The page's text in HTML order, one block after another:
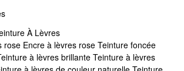
À Lèvres
rose Encre à lèvres rose Teinture foncée
à lèvres brillanteTeinture à lèvres